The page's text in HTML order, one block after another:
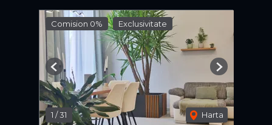
Comision 0% Exclusivitate
1 /31 Harta
Previous Next